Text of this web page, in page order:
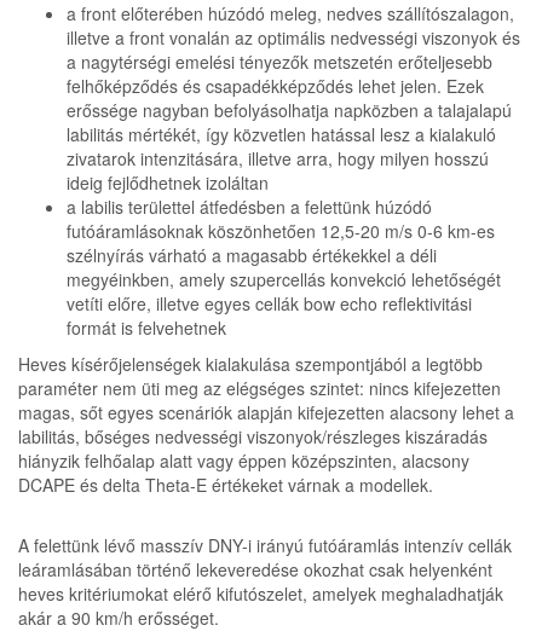
a front előterében húzódó meleg, nedves szállítószalagon,
illetve a front vonalán az optimális nedvességi viszonyok és
a nagytérségi emelési tényezők metszetén erőteljesebb
felhőképződés és csapadékképződés lehet jelen. Ezek
erőssége nagyban befolyásolhatja napközben a talajalapú
labilitás mértékét, így közvetlen hatással lesz a kialakuló
zivatarok intenzitására, illetve arra, hogy milyen hosszú
ideig fejlődhetnek izoláltan
a labilis területtel átfedésben a felettünk húzódó
futóáramlásoknak köszönhetően 12,5-20 m/s 0-6 km-es
szélnyírás várható a magasabb értékekkel a déli
megyéinkben, amely szupercellás konvekció lehetőségét
vetíti előre, illetve egyes cellák bow echo reflektivitási
formát is felvehetnek
Heves kísérőjelenségek kialakulása szempontjából a legtöbb
paraméter nem üti meg az elégséges szintet: nincs kifejezetten
magas, sőt egyes scenáriók alapján kifejezetten alacsony lehet a
labilitás, bőséges nedvességi viszonyok/részleges kiszáradás
hiányzik felhőalap alatt vagy éppen középszinten, alacsony
DCAPE és delta Theta-E értékeket várnak a modellek.
A felettünk lévő masszív DNY-i irányú futóáramlás intenzív cellák
leáramlásában történő lekeveredése okozhat csak helyenként
heves kritériumokat elérő kifutószelet, amelyek meghaladhatják
akár a 90 km/h erősséget.